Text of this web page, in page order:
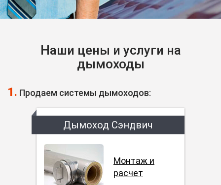
Наши цены и услуги на
дымоходы
1. Продаем системы дымоходов:
Дымоход Сэндвич
Монтаж и
расчет